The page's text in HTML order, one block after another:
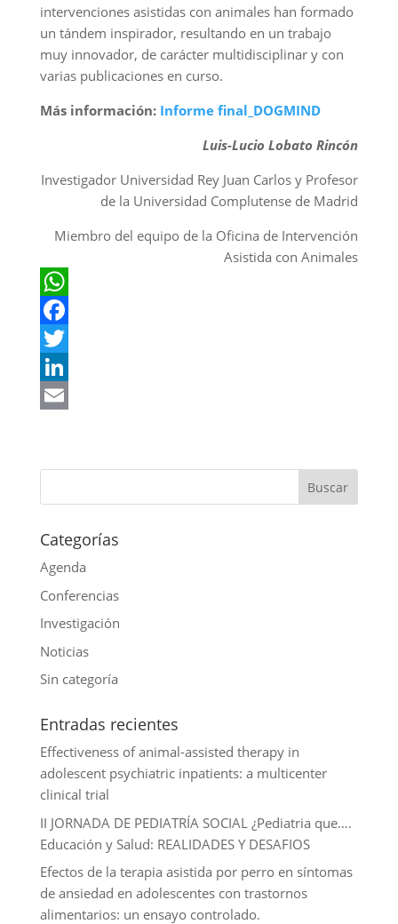
intervenciones asistidas con animales han formado
un tándem inspirador, resultando en un trabajo
muy innovador, de carácter multidisciplinar y con
varias publicaciones en curso.
Más información: Informe final_DOGMIND
Luis-Lucio Lobato Rincón
Investigador Universidad Rey Juan Carlos y Profesor
de la Universidad Complutense de Madrid
Miembro del equipo de la Oficina de Intervención
Asistida con Animales
W
h
a
p
F
a
c
o
k
T
w
e
r
L
e
d
I
n
i
lCategorías
Agenda
Conferencias
Investigación
Noticias
Sin categoría
Entradas recientes
Effectiveness of animal-assisted therapy in
adolescent psychiatric inpatients: a multicenter
clinical trial
II JORNADA DE PEDIATRÍA SOCIAL ¿Pediatria que….
Educación y Salud: REALIDADES Y DESAFIOS
Efectos de la terapia asistida por perro en síntomas
de ansiedad en adolescentes con trastornos
alimentarios: un ensayo controlado.